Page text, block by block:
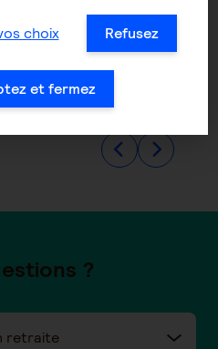
adapté au
TNS
En savoir plus
?
retraite
choix Refusez
et fermez